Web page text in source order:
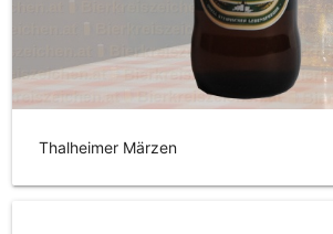
Thalheimer Märzen